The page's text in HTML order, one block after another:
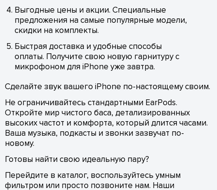
Выгодные цены и акции. Специальные
предложения на самые популярные модели,
скидки на комплекты.
Быстрая доставка и удобные способы
оплаты. Получите свою новую гарнитуру с
микрофоном для iPhone уже завтра.
Сделайте звук вашего iPhone по-настоящему своим.
Не ограничивайтесь стандартными EarPods.
Откройте мир чистого баса, детализированных
высоких частот и комфорта, который длится часами.
Ваша музыка, подкасты и звонки зазвучат по-
новому.
Готовы найти свою идеальную пару?
Перейдите в каталог, воспользуйтесь умным
фильтром или просто позвоните нам. Наши